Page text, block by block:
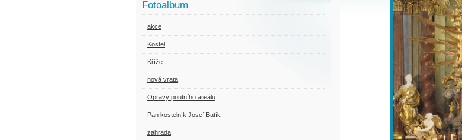
Fotoalbum
akce
Kostel
Kříže
nová vrata
Opravy poutního areálu
Pan kostelník Josef Batík
zahrada